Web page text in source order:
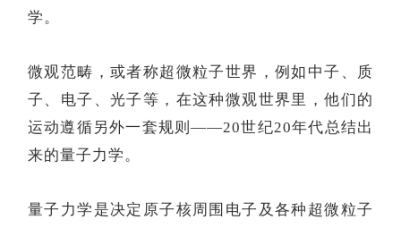
学。
微观范畴，或者称超微粒子世界，例如中子、质
子、电子、光子等，在这种微观世界里，他们的
运动遵循另外一套规则——20世纪20年代总结出
来的量子力学。
量子力学是决定原子核周围电子及各种超微粒子